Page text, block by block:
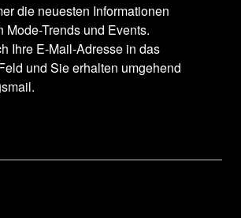
die neuesten Informationen
Mode-Trends und Events.
Ihre E-Mail-Adresse in das
und Sie erhalten umgehend